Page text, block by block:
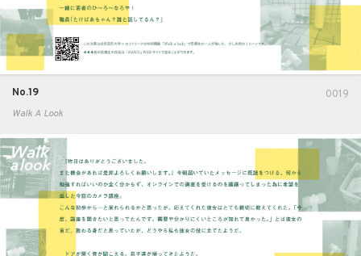
0019
No.19
Walk A Look